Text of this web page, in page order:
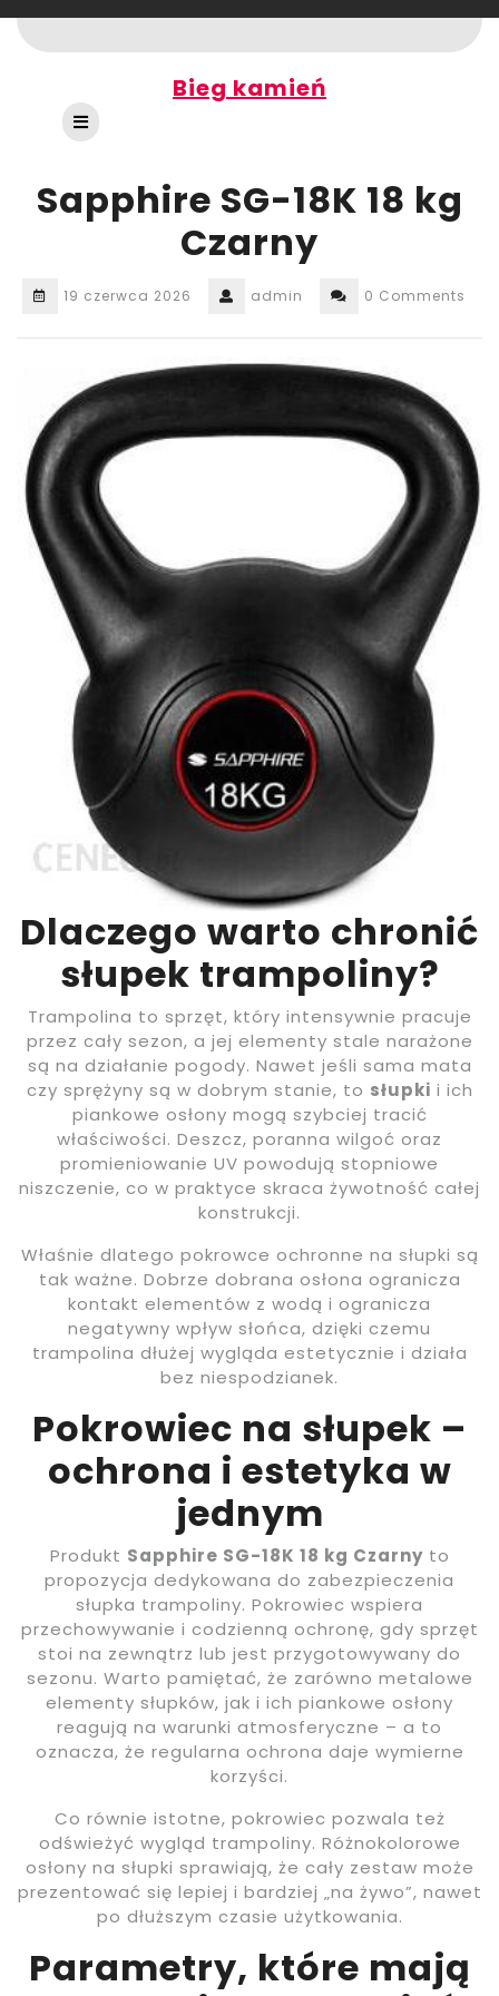
to
content
Bieg kamień
Open
Button
Sapphire SG-18K 18 kg
Czarny
19 czerwca 2026 admin 0 Comments
Dlaczego warto chronić
słupek trampoliny?
Trampolina to sprzęt, który intensywnie pracuje
przez cały sezon, a jej elementy stale narażone
są na działanie pogody. Nawet jeśli sama mata
czy sprężyny są w dobrym stanie, to słupki i ich
piankowe osłony mogą szybciej tracić
właściwości. Deszcz, poranna wilgoć oraz
promieniowanie UV powodują stopniowe
niszczenie, co w praktyce skraca żywotność całej
konstrukcji.
Właśnie dlatego pokrowce ochronne na słupki są
tak ważne. Dobrze dobrana osłona ogranicza
kontakt elementów z wodą i ogranicza
negatywny wpływ słońca, dzięki czemu
trampolina dłużej wygląda estetycznie i działa
bez niespodzianek.
Pokrowiec na słupek –
ochrona i estetyka w
jednym
Produkt Sapphire SG-18K 18 kg Czarnyto
propozycja dedykowana do zabezpieczenia
słupka trampoliny. Pokrowiec wspiera
przechowywanie i codzienną ochronę, gdy sprzęt
stoi na zewnątrz lub jest przygotowywany do
sezonu. Warto pamiętać, że zarówno metalowe
elementy słupków, jak i ich piankowe osłony
reagują na warunki atmosferyczne – a to
oznacza, że regularna ochrona daje wymierne
korzyści.
Co równie istotne, pokrowiec pozwala też
odświeżyć wygląd trampoliny. Różnokolorowe
osłony na słupki sprawiają, że cały zestaw może
prezentować się lepiej i bardziej „na żywo”, nawet
po dłuższym czasie użytkowania.
Parametry, które mają